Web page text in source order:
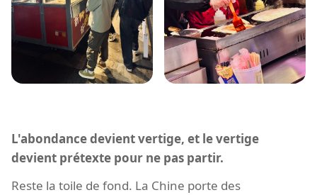
L'abondance devient vertige, et le vertige
devient prétexte pour ne pas partir.
Reste la toile de fond. La Chine porte des